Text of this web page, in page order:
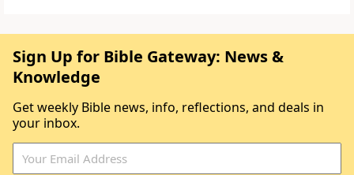
Sign Up for Bible Gateway: News &
Knowledge
Get weekly Bible news, info, reflections, and deals in
your inbox.